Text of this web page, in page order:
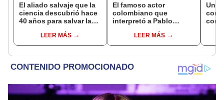
El aliado salvaje que la
ciencia descubrió hace
40 años para salvar la
reintroducción de un
asno salvaje está
vida
LEER MÁS
El famoso actor
colombiano que
interpretó a Pablo
por una simple razón en
Estados Unidos
LEER MÁS
Una
plan